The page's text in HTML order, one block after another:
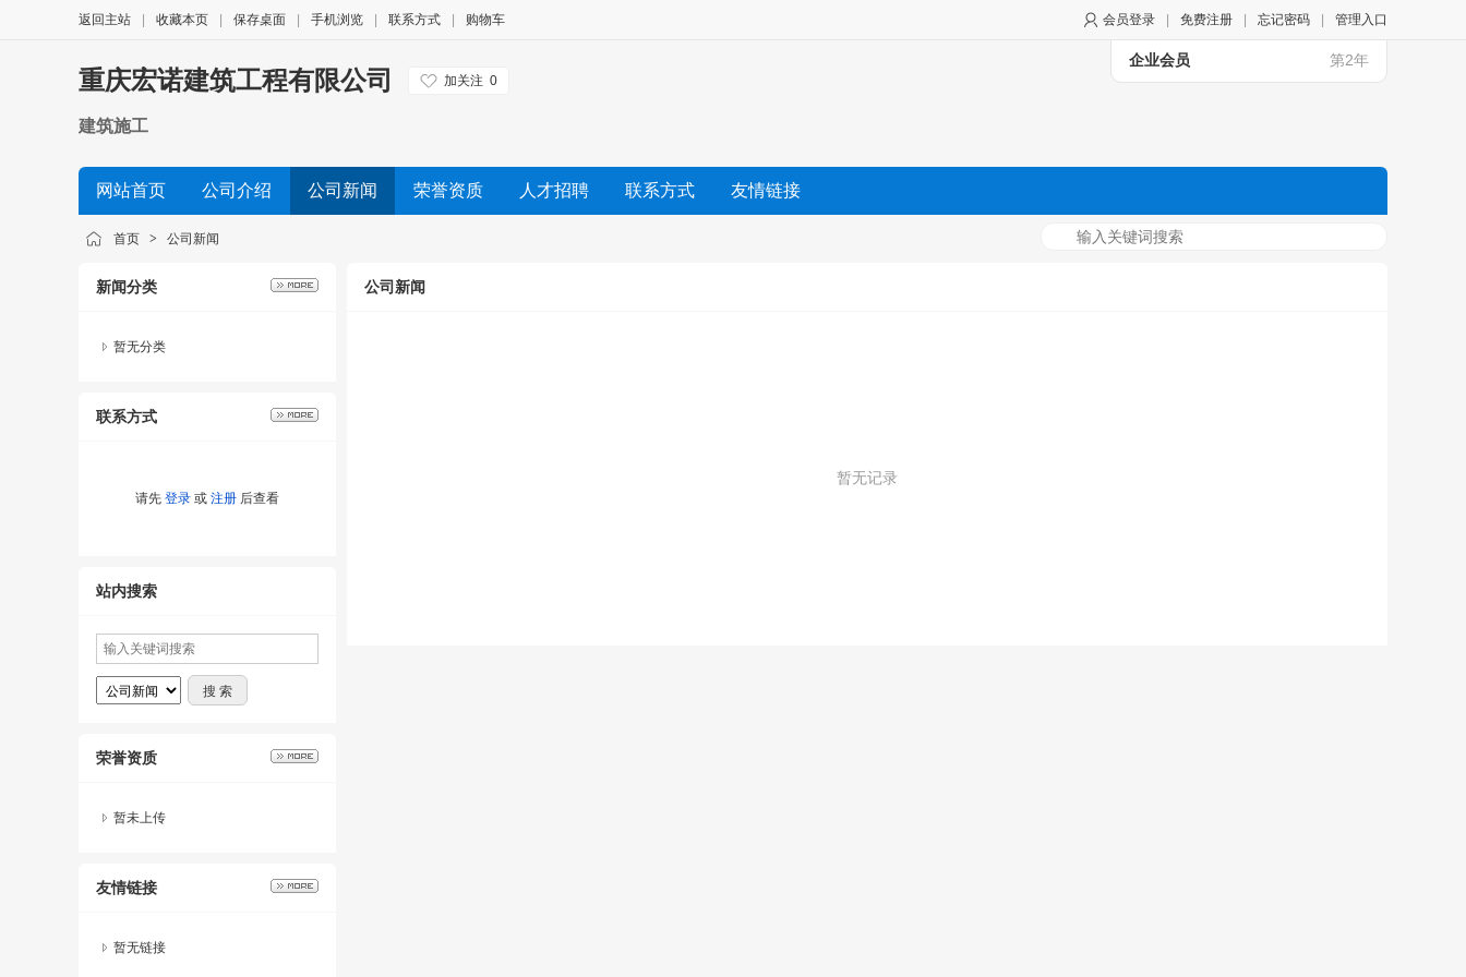
会员登录 免费注册 忘记密码 管理入口
返回主站 收藏本页 保存桌面 手机浏览 联系方式 购物车
企业会员 第2年
重庆宏诺建筑工程有限公司 加关注 0
建筑施工
网站首页 公司介绍 公司新闻 荣誉资质 人才招聘 联系方式 友情链接
首页 > 公司新闻
新闻分类
暂无分类
联系方式
请先 登录 或 注册 后查看
站内搜索
荣誉资质
暂未上传
友情链接
暂无链接
公司新闻
暂无记录